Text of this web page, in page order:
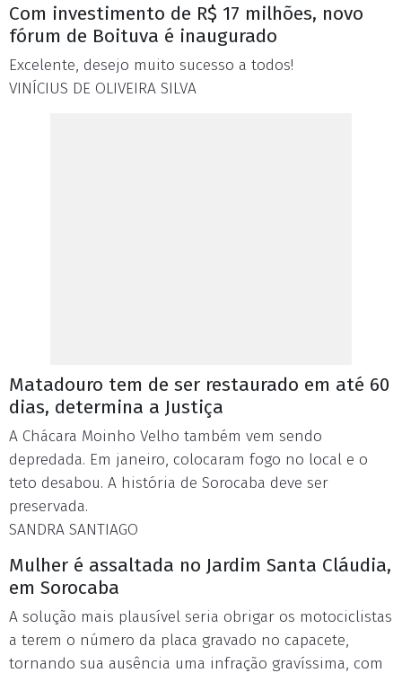
Com investimento de R$ 17 milhões, novo
fórum de Boituva é inaugurado
Excelente, desejo muito sucesso a todos!
VINÍCIUS DE OLIVEIRA SILVA
Matadouro tem de ser restaurado em até 60
dias, determina a Justiça
A Chácara Moinho Velho também vem sendo
depredada. Em janeiro, colocaram fogo no local e o
teto desabou. A história de Sorocaba deve ser
preservada.
SANDRA SANTIAGO
Mulher é assaltada no Jardim Santa Cláudia,
em Sorocaba
A solução mais plausível seria obrigar os motociclistas
a terem o número da placa gravado no capacete,
tornando sua ausência uma infração gravíssima, com